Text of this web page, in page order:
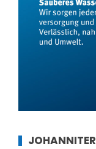
JOHANNITER